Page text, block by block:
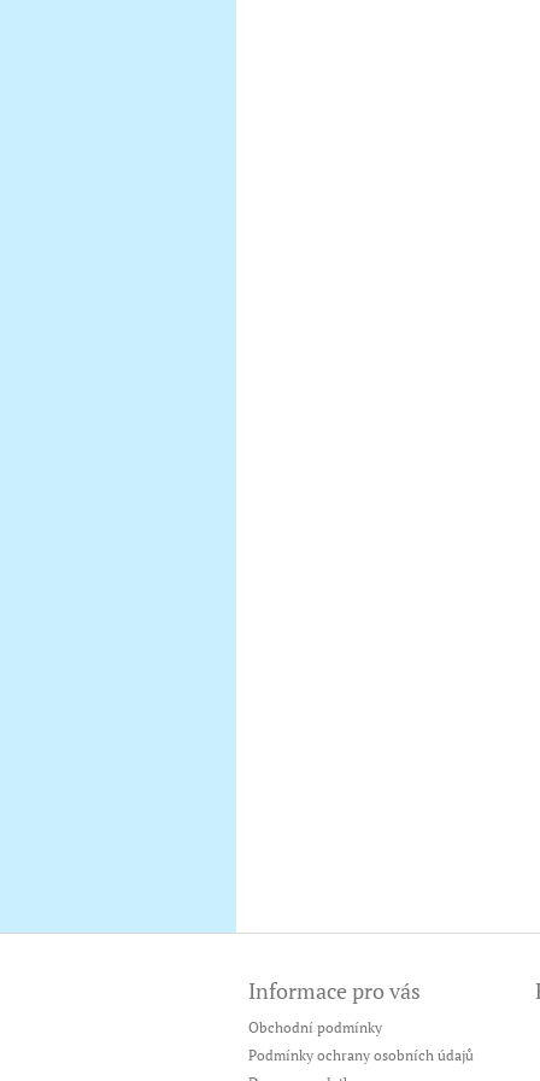
Informace pro vás
Obchodní podmínky
Podmínky ochrany osobních údajů